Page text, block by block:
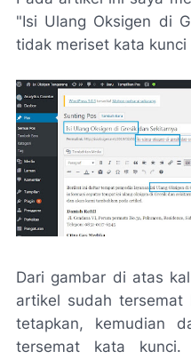
"Isi Ulang Oksigen di
tidak meriset kata kunci
Dari gambar di atas
artikel sudah
tetapkan, kemudian
tersemat kata